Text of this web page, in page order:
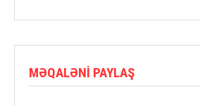
MƏQALƏNI PAYLAŞ